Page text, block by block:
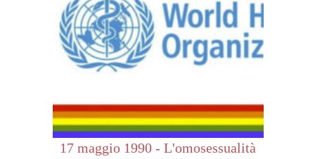
17 maggio 1990 - L'omosessualità